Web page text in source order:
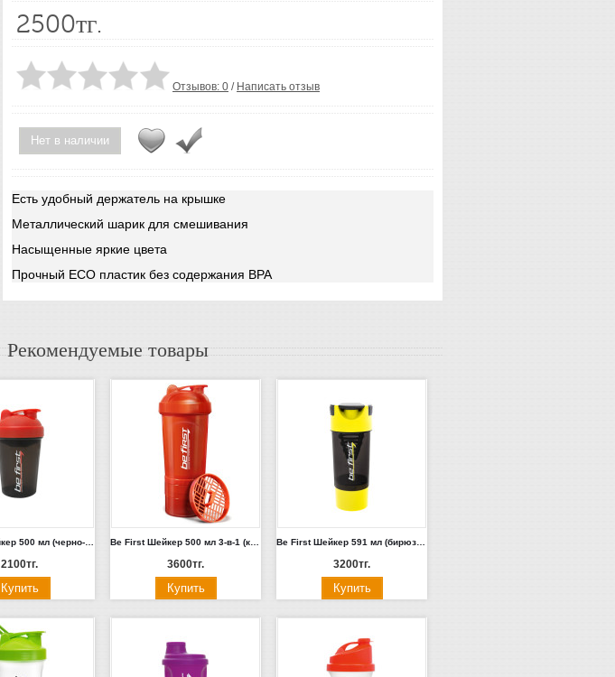
2500тг.
Отзывов: 0 / Написать отзыв
Нет в наличии
Есть удобный держатель на крышке
Металлический шарик для смешивания
Насыщенные яркие цвета
Прочный ECO пластик без содержания BPA
Рекомендуемые товары
2100тг. 3600тг. 3200тг.